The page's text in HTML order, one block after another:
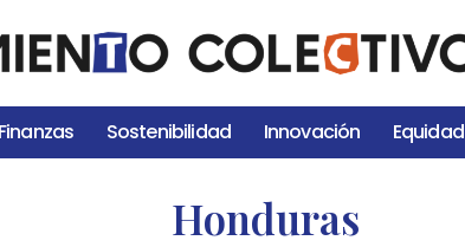
Finanzas Sostenibilidad Innovación Equidad
Honduras